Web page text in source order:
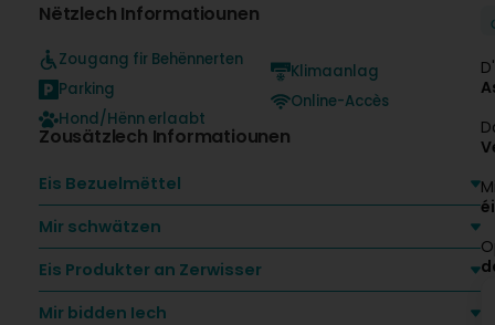
Nëtzlech Informatiounen
Zougang fir Behënnerten
Parking
Hond/Hënn erlaabt
Klimaanlag
Online-Accès
Zousätzlech Informatiounen
Eis Bezuelmëttel
Mir schwätzen
Eis Produkter an Zerwisser
Mir bidden Iech